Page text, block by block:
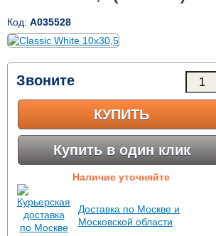
Код: A035528
Звоните
КУПИТЬ
Купить в один клик
Наличие уточняйте
Доставка по Москве и
Московской области